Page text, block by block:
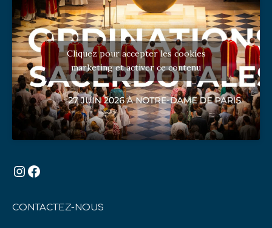
Cliquez pour accepter les cookies
marketing et activer ce contenu
Instagram
Facebook
CONTACTEZ-NOUS